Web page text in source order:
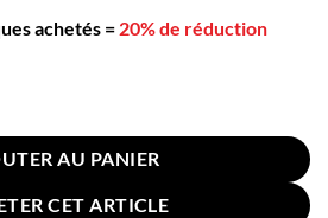
achetés = 20% de réduction
Bohème Brodée Blanche 30x50cm
AU PANIER
CET ARTICLE